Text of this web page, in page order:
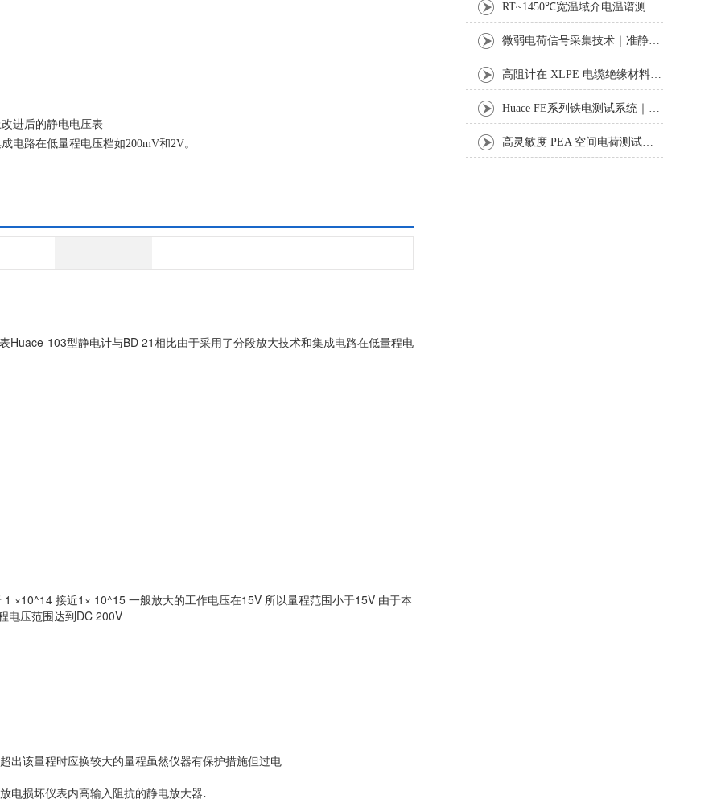
进后的静电电压表
电路在低量程电压档如200mV和2V。
Huace-103型静电计与BD 21相比由于采用了分段放大技术和集成电路在低量程电
1 ×10^14 接近1× 10^15 一般放大的工作电压在15V 所以量程范围小于15V 由于本
电压范围达到DC 200V
出该量程时应换较大的量程虽然仪器有保护措施但过电
电损坏仪表内高输入阻抗的静电放大器.
RT~1450℃宽温域介电温谱测试方案：真空气氛下功能材料电学表征
微弱电荷信号采集技术｜准静态法压电系数准确测试研究
高阻计在 XLPE 电缆绝缘材料体积与表面电阻率测试中的应用研究
Huace FE系列铁电测试系统｜功能铁电材料表征设备
高灵敏度 PEA 空间电荷测试：还原直流电缆真实高温运行电荷行为